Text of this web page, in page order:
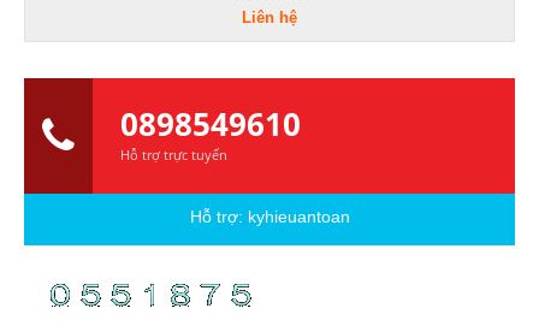
Liên hệ
0898549610
Hỗ trợ trực tuyến
Hỗ trợ: kyhieuantoan